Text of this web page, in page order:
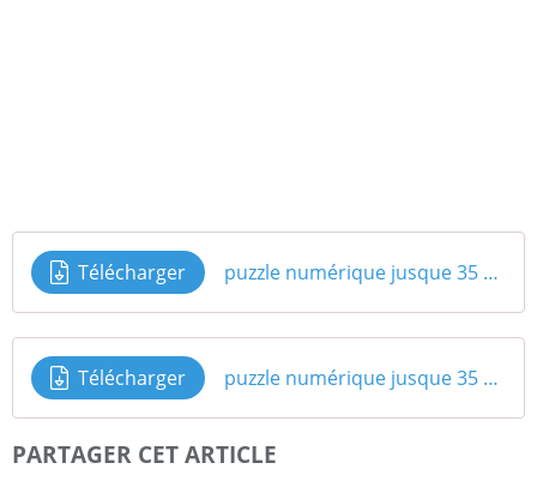
Télécharger puzzle numérique jusque 35 classededelphine1
Télécharger puzzle numérique jusque 35 classededelphine2
PARTAGER CET ARTICLE